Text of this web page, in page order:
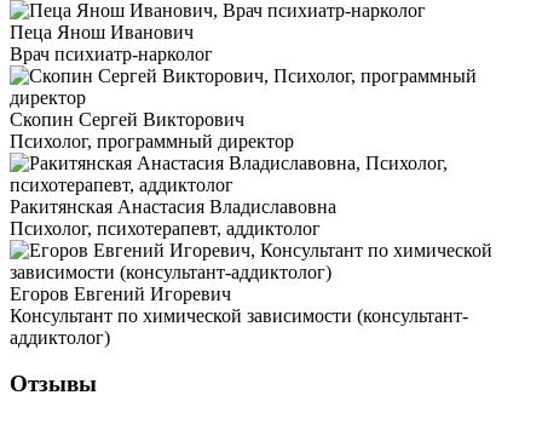
Пеца Янош Иванович
Врач психиатр-нарколог
Скопин Сергей Викторович
Психолог, программный директор
Ракитянская Анастасия Владиславовна
Психолог, психотерапевт, аддиктолог
Егоров Евгений Игоревич
Консультант по химической зависимости (консультант-
аддиктолог)
Отзывы